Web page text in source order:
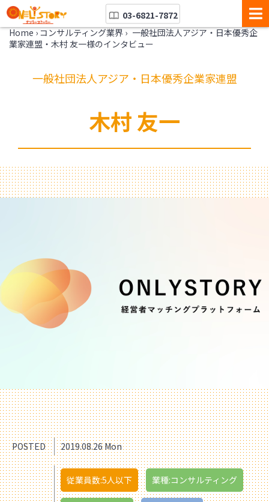
03-6821-7872
Home › コンサルティング業界 › 一般社団法人アジア・日本優秀企
業家連盟・木村 友一様のインタビュー
一般社団法人アジア・日本優秀企業家連盟
木村 友一
POSTED 2019.08.26 Mon
従業員数:5人以下 業種:コンサルティング